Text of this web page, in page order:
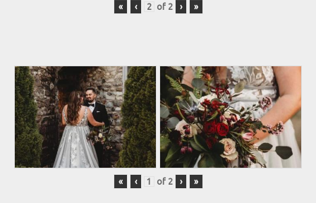
« ‹ of 2 › »
« ‹ of 2 › »